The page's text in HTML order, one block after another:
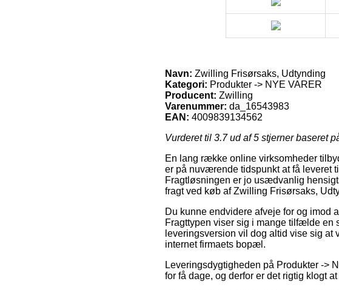
Navn: Zwilling Frisørsaks, Udtynding
Kategori: Produkter -> NYE VARER
Producent: Zwilling
Varenummer: da_16543983
EAN: 4009839134562
Vurderet til 3.7ud af 5 stjerner baseret
En lang række online virksomheder
er på nuværende tidspunkt at få leveret
Fragtløsningen er jo usædvanlig
fragt ved køb af Zwilling Frisørsaks,
Du kunne endvidere afveje for og imod
Fragttypen viser sig i mange tilfælde en
leveringsversion vil dog altid vise sig
internet firmaets bopæl.
Leveringsdygtigheden på Produkter ->
for få dage, og derfor er det rigtig klogt